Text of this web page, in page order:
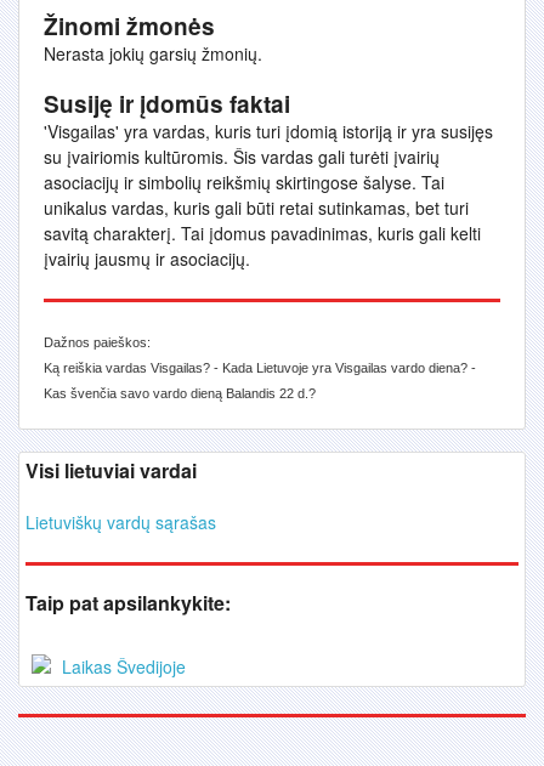
Žinomi žmonės
Nerasta jokių garsių žmonių.
Susiję ir įdomūs faktai
'Visgailas' yra vardas, kuris turi įdomią istoriją ir yra susijęs
su įvairiomis kultūromis. Šis vardas gali turėti įvairių
asociacijų ir simbolių reikšmių skirtingose šalyse. Tai
unikalus vardas, kuris gali būti retai sutinkamas, bet turi
savitą charakterį. Tai įdomus pavadinimas, kuris gali kelti
įvairių jausmų ir asociacijų.
Dažnos paieškos:
Ką reiškia vardas Visgailas? - Kada Lietuvoje yra Visgailas vardo diena? -
Kas švenčia savo vardo dieną Balandis 22 d.?
Visi lietuviai vardai
Lietuviškų vardų sąrašas
Taip pat apsilankykite:
Laikas Švedijoje